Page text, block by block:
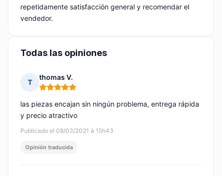
repetidamente satisfacción general y recomendar el
vendedor.
Todas las opiniones
T
thomas V.
Nota: 5 de 5
Publicado el 08/03/2021 à 15h43
las piezas encajan sin ningún problema, entrega rápida
y precio atractivo
Opinión traducida